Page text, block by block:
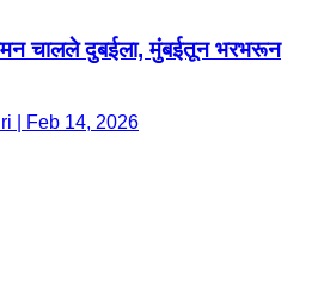
चालले दुबईला, मुंबईतून भरभरून
| Feb 14, 2026